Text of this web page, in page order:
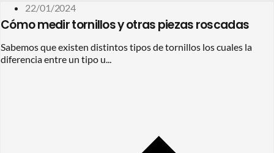
22/01/2024
Cómo medir tornillos y otras piezas roscadas
Sabemos que existen distintos tipos de tornillos los cuales la
diferencia entre un tipo u...